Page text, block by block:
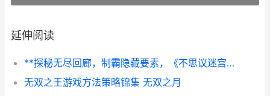
延伸阅读
**探秘无尽回廊，制霸隐藏要素，《不思议迷宫攻略：从入门到精通的冒险者手札**
无双之王游戏方法策略锦集 无双之月